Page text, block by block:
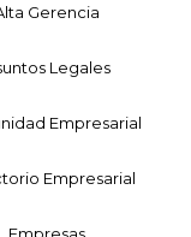
Gerencia
Legales
Empresarial
Empresarial